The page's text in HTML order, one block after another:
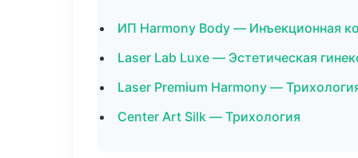
ИП Harmony Body — Инъекционная
Laser Lab Luxe — Эстетическая
Laser Premium Harmony —
Center Art Silk — Трихология